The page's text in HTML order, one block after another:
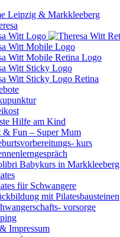
Leipzig & Markkleeberg
Hilfe am Kind
& Fun – Super Mum
kurs
Babykurs in Markkleeberg
für Schwangere
mit Pilatesbausteinen
vorsorge
Impressum